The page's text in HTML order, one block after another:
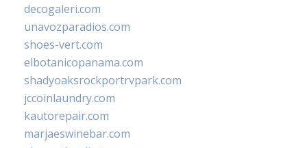
decogaleri.com
unavozparadios.com
shoes-vert.com
elbotanicopanama.com
shadyoaksrockportrvpark.com
jccoinlaundry.com
kautorepair.com
marjaeswinebar.com